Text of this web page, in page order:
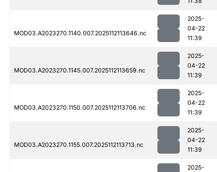
MOD03.A2023270.1140.007.2025112113646.nc
2025-
04-22
11:39
MOD03.A2023270.1145.007.2025112113659.nc
2025-
04-22
11:39
MOD03.A2023270.1150.007.2025112113706.nc
2025-
04-22
11:39
MOD03.A2023270.1155.007.2025112113713.nc
2025-
04-22
11:39
2025-